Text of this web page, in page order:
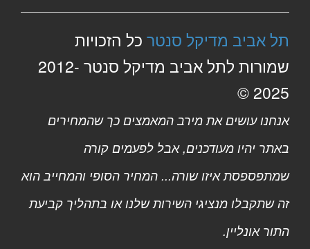
תל אביב מדיקל סנטר כל הזכויות
שמורות לתל אביב מדיקל סנטר 2012-
2025 ©
אנחנו עושים את מירב המאמצים כך שהמחירים
באתר יהיו מעודכנים, אבל לפעמים קורה
שמתפספסת איזו שורה... המחיר הסופי והמחייב הוא
זה שתקבלו מנציגי השירות שלנו או בתהליך קביעת
התור אונליין.